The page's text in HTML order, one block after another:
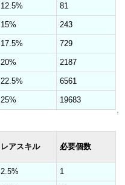
12.5% 81
15% 243
17.5% 729
20% 2187
22.5% 6561
25% 19683
↑
レアスキル 必要個数
2.5% 1